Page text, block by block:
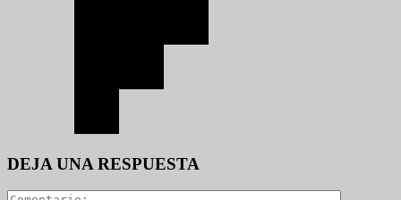
DEJA UNA RESPUESTA